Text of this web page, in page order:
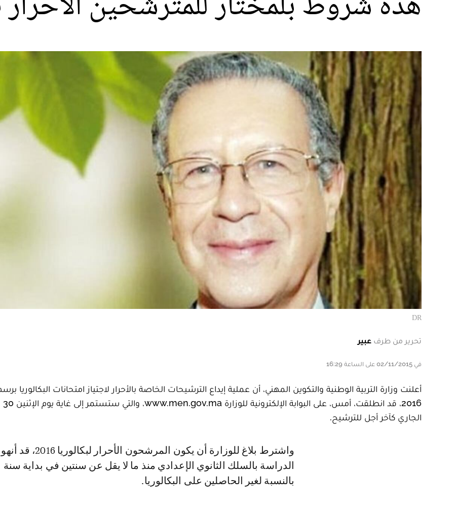
DR
تحرير من طرف عبير
في 02/11/2015 على الساعة 16:29
أعلنت وزارة التربية الوطنية والتكوين المهني، أن عملية إيداع الترشيحات الخاصة بالأحرار لاجتياز امتحانات البكالوريا
الجاري كآخر أجل للترشيح.
واشترط بلاغ للوزارة أن يكون المرشحون الأحرار لبكالوريا 2016، قد أنهوا
الدراسة بالسلك الثانوي الإعدادي منذ ما لا يقل عن سنتين في بداية سنة
بالنسبة لغير الحاصلين على البكالوريا.